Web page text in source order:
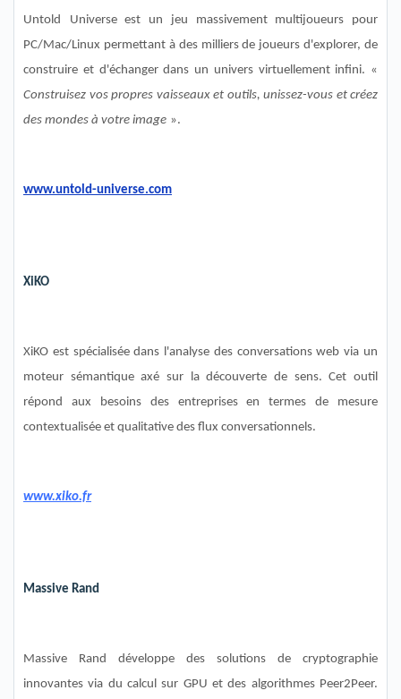
Untold Universeest un jeu massivement multijoueurs pour
PC/Mac/Linux permettant à des milliers de joueurs d'explorer, de
construire et d'échanger dans un univers virtuellement infini. «
Construisez vos propres vaisseaux et outils, unissez-vous et créez
des mondes à votre image ».
www.untold-universe.com
XiKO
XiKO est spécialisée dans l'analyse des conversations web via un
moteur sémantique axé sur la découverte de sens. Cet outil
répond aux besoins des entreprises en termes de mesure
contextualisée et qualitative des flux conversationnels.
www.xiko.fr
Massive Rand
Massive Rand développe des solutions de cryptographie
innovantes via du calcul sur GPU et des algorithmes Peer2Peer.